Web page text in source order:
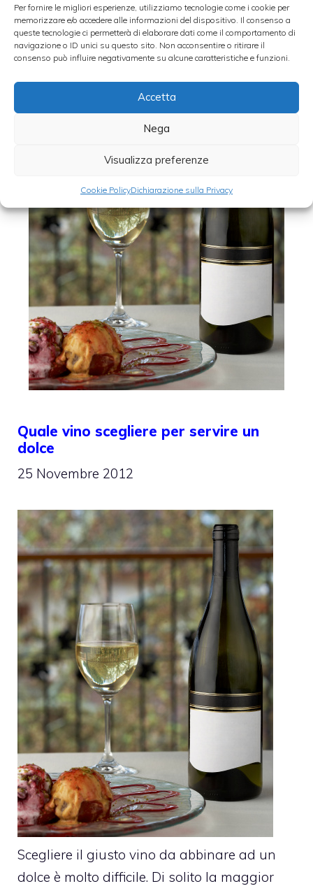
Per fornire le migliori esperienze, utilizziamo tecnologie come i cookie per
memorizzare e/o accedere alle informazioni del dispositivo. Il consenso a
queste tecnologie ci permetterà di elaborare dati come il comportamento di
navigazione o ID unici su questo sito. Non acconsentire o ritirare il
consenso può influire negativamente su alcune caratteristiche e funzioni.
Accetta
Nega
Visualizza preferenze
Cookie PolicyDichiarazione sulla Privacy
Quale vino scegliere per servire un
dolce
25 Novembre 2012
Scegliere il giusto vino da abbinare ad un
dolce è molto difficile. Di solito la maggior